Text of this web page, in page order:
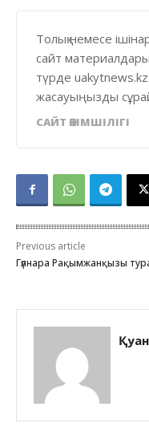
Толық немесе
сайт
түрде
жасауыңызды
САЙТ ӘКІМШІЛІГІ
Previous article
Гүлнара Рақымжанқызы